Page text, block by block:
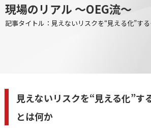
現場のリアル ～OEG流～
記事タイトル：見えないリスクを“見える化”す
見えないリスクを“見える化”
とは何か